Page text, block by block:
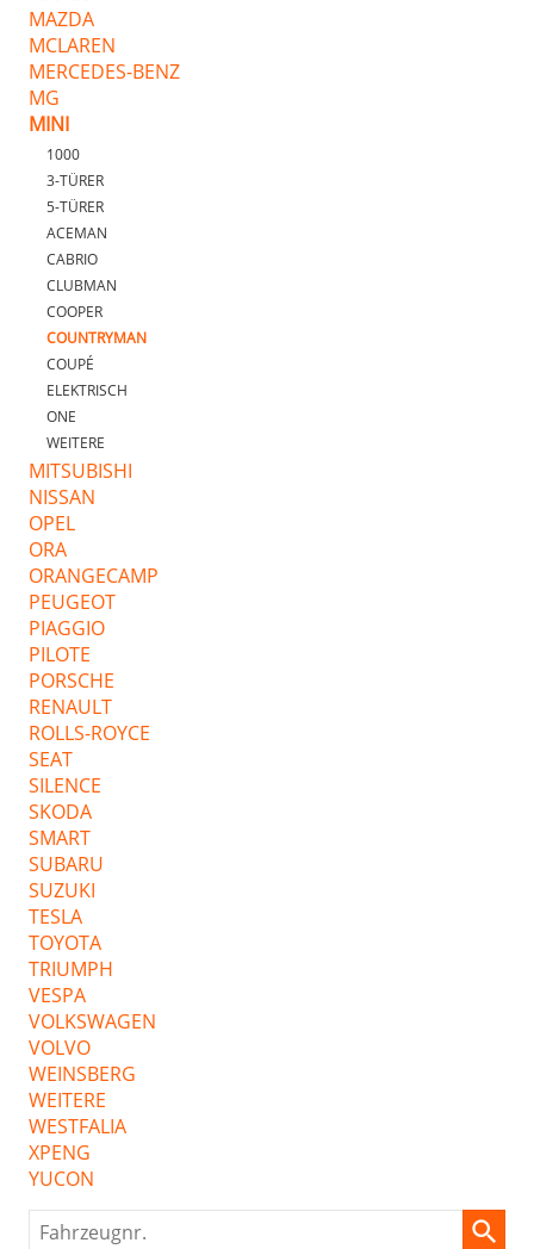
MAZDA
MCLAREN
MERCEDES-BENZ
MG
MINI
1000
3-TÜRER
5-TÜRER
ACEMAN
CABRIO
CLUBMAN
COOPER
COUNTRYMAN
COUPÉ
ELEKTRISCH
ONE
WEITERE
MITSUBISHI
NISSAN
OPEL
ORA
ORANGECAMP
PEUGEOT
PIAGGIO
PILOTE
PORSCHE
RENAULT
ROLLS-ROYCE
SEAT
SILENCE
SKODA
SMART
SUBARU
SUZUKI
TESLA
TOYOTA
TRIUMPH
VESPA
VOLKSWAGEN
VOLVO
WEINSBERG
WEITERE
WESTFALIA
XPENG
YUCON
Fahrzeugnr.